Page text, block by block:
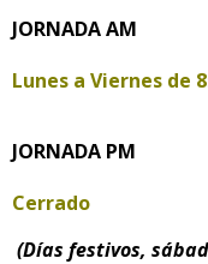
JORNADA AM
Lunes a Viernes de
JORNADA PM
Cerrado
(Días festivos,